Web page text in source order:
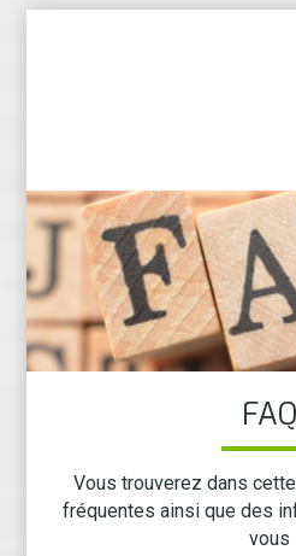
FAQ
Vous trouverez dans
fréquentes ainsi que des
vous